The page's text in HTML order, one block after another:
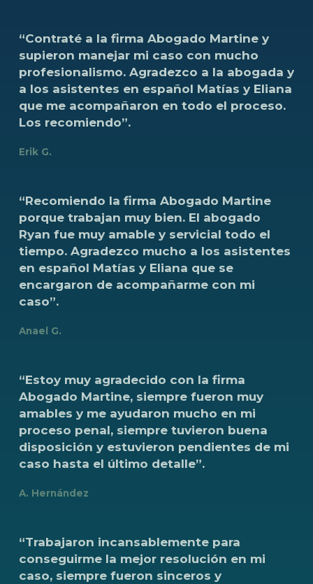
“Contraté a la firma Abogado Martine y
supieron manejar mi caso con mucho
profesionalismo. Agradezco a la abogada y
a los asistentes en español Matías y Eliana
que me acompañaron en todo el proceso.
Los recomiendo”.
Erik G.
“Recomiendo la firma Abogado Martine
porque trabajan muy bien. El abogado
Ryan fue muy amable y servicial todo el
tiempo. Agradezco mucho a los asistentes
en español Matías y Eliana que se
encargaron de acompañarme con mi
caso”.
Anael G.
“Estoy muy agradecido con la firma
Abogado Martine, siempre fueron muy
amables y me ayudaron mucho en mi
proceso penal, siempre tuvieron buena
disposición y estuvieron pendientes de mi
caso hasta el último detalle”.
A. Hernández
“Trabajaron incansablemente para
conseguirme la mejor resolución en mi
caso, siempre fueron sinceros y